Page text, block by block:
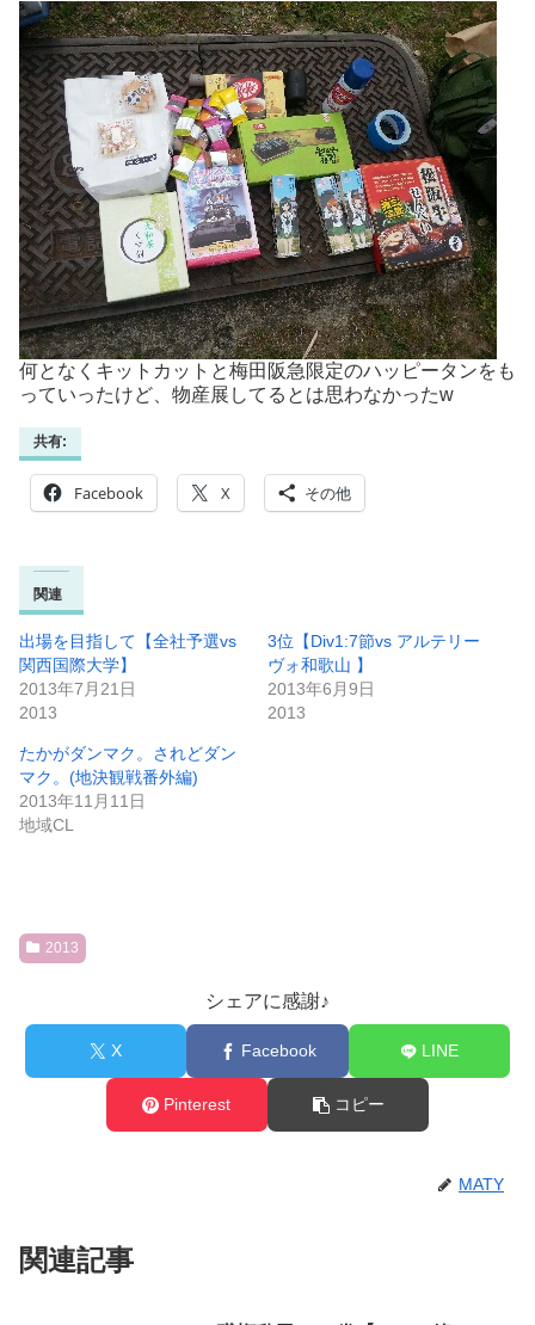
何となくキットカットと梅田阪急限定のハッピータンをも
っていったけど、物産展してるとは思わなかったw
共有:
Facebook X その他
関連
出場を目指して【全社予選vs
関西国際大学】
2013年7月21日
2013
3位【Div1:7節vs アルテリー
ヴォ和歌山 】
2013年6月9日
2013
たかがダンマク。されどダン
マク。(地決観戦番外編)
2013年11月11日
地域CL
2013
シェアに感謝♪
X Facebook LINE
Pinterest コピー
MATY
関連記事